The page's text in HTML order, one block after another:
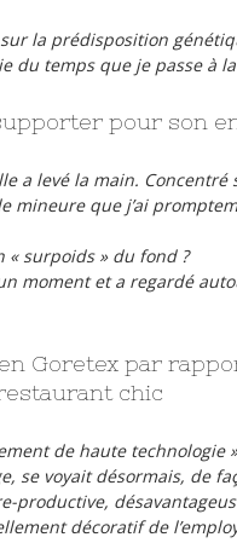
la prédisposition
du temps que je passe à
pour son
a levé la main.
mineure que j’ai
« surpoids » du fond ?
moment et a regardé
en Goretex par
chic
de haute technologie
se voyait désormais, de
productive,
décoratif de